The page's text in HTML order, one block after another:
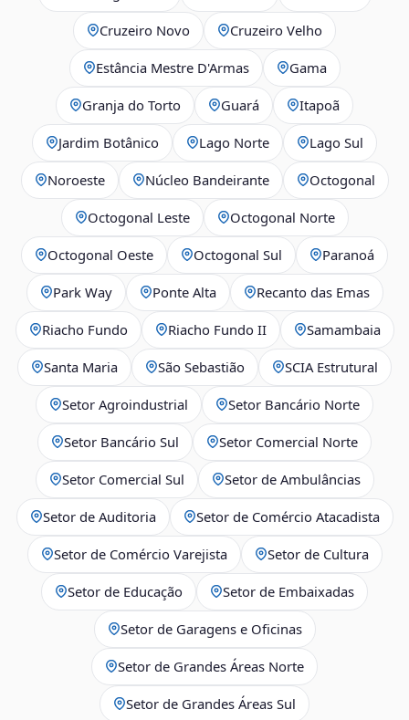
Cruzeiro Novo Cruzeiro Velho
Estância Mestre D'Armas Gama
Granja do Torto Guará Itapoã
Jardim Botânico Lago Norte Lago Sul
Noroeste Núcleo Bandeirante Octogonal
Octogonal Leste Octogonal Norte
Octogonal Oeste Octogonal Sul Paranoá
Park Way Ponte Alta Recanto das Emas
Riacho Fundo Riacho Fundo II Samambaia
Santa Maria São Sebastião SCIA Estrutural
Setor Agroindustrial Setor Bancário Norte
Setor Bancário Sul Setor Comercial Norte
Setor Comercial Sul Setor de Ambulâncias
Setor de Auditoria Setor de Comércio Atacadista
Setor de Comércio Varejista Setor de Cultura
Setor de Educação Setor de Embaixadas
Setor de Garagens e Oficinas
Setor de Grandes Áreas Norte
Setor de Grandes Áreas Sul